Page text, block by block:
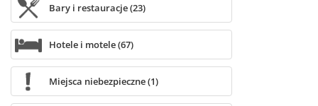
Bary i restauracje (23)
Hotele i motele (67)
Miejsca niebezpieczne (1)